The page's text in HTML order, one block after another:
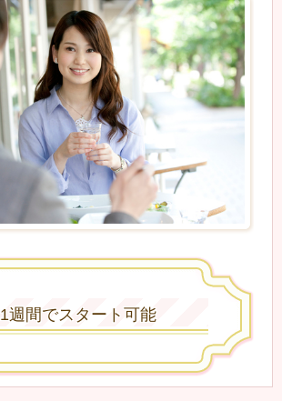
1週間でスタート可能